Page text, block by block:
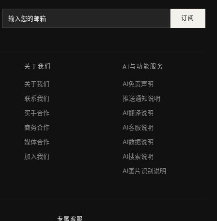
订阅
关于我们
关于我们
联系我们
买手合作
商务合作
媒体合作
加入我们
AI与功能服务
AI免责声明
推送通知说明
AI翻译说明
AI客服说明
AI数据说明
AI搜索说明
AI图片识别说明
专属客服